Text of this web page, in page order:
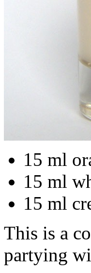
15 ml
15 ml
15 ml
This is a
partying